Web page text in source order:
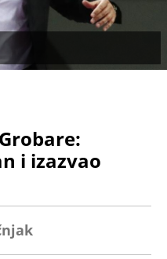
i izazvao